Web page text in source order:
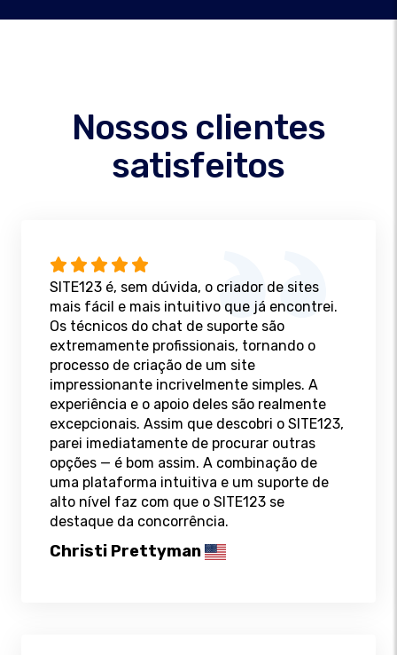
Nossos clientes
satisfeitos
SITE123 é, sem dúvida, o criador de sites
mais fácil e mais intuitivo que já encontrei.
Os técnicos do chat de suporte são
extremamente profissionais, tornando o
processo de criação de um site
impressionante incrivelmente simples. A
experiência e o apoio deles são realmente
excepcionais. Assim que descobri o SITE123,
parei imediatamente de procurar outras
opções — é bom assim. A combinação de
uma plataforma intuitiva e um suporte de
alto nível faz com que o SITE123 se
destaque da concorrência.
Christi Prettyman